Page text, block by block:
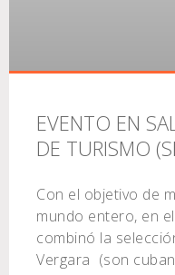
EVENTO EN
DE TURISMO
Con el objetivo de
mundo entero, en
combinó la
Vergara (son